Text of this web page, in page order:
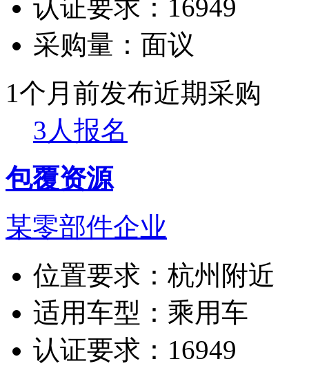
认证要求： 16949
采购量： 面议
1个月前发布近期采购
3人报名
包覆资源
某零部件企业
位置要求： 杭州附近
适用车型： 乘用车
认证要求： 16949